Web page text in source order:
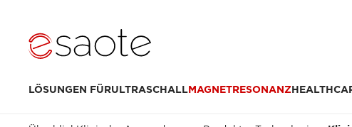
LÖSUNGEN FÜRULTRASCHALLMAGNETRESONANZ